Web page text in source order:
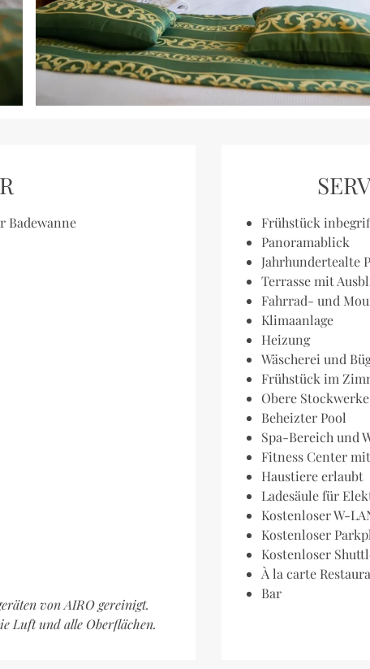
Badewanne
von AIRO gereinigt.
Luft und alle Oberflächen.
Frühstück
Panoramablick
Jahrhundertealte
Terrasse mit
Fahrrad- und
Klimaanlage
Heizung
Wäscherei und
Frühstück im
Obere
Beheizter Pool
Spa-Bereich und
Fitness Center
Haustiere erlaubt
Ladesäule für
Kostenloser W-
Kostenloser
Kostenloser
À la carte
Bar